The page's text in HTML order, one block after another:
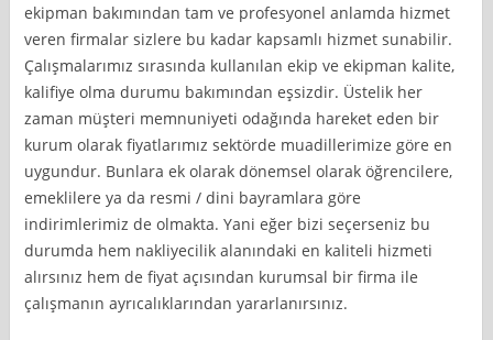
ekipman bakımından tam ve profesyonel anlamda hizmet
veren firmalar sizlere bu kadar kapsamlı hizmet sunabilir.
Çalışmalarımız sırasında kullanılan ekip ve ekipman kalite,
kalifiye olma durumu bakımından eşsizdir. Üstelik her
zaman müşteri memnuniyeti odağında hareket eden bir
kurum olarak fiyatlarımız sektörde muadillerimize göre en
uygundur. Bunlara ek olarak dönemsel olarak öğrencilere,
emeklilere ya da resmi / dini bayramlara göre
indirimlerimiz de olmakta. Yani eğer bizi seçerseniz bu
durumda hem nakliyecilik alanındaki en kaliteli hizmeti
alırsınız hem de fiyat açısından kurumsal bir firma ile
çalışmanın ayrıcalıklarından yararlanırsınız.